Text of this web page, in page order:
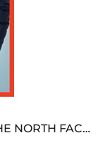
ノースフェイス 偽物 ダウン人気【THE NORTH FACE】M'S 7 SUMMIT HIM...